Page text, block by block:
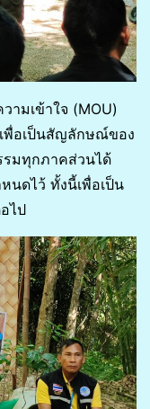
ามเข้าใจ (MOU)
พื่อเป็นสัญลักษณ์ของ
รมทุกภาคส่วนได้
นดไว้ ทั้งนี้เพื่อเป็น
ไป